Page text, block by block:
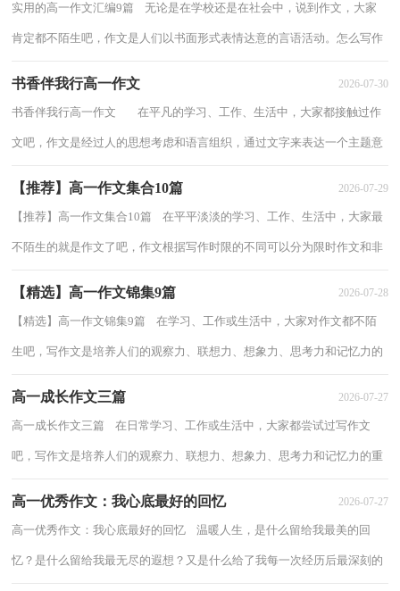
实用的高一作文汇编9篇 无论是在学校还是在社会中，说到作文，大家
肯定都不陌生吧，作文是人们以书面形式表情达意的言语活动。怎么写作
书香伴我行高一作文 2026-07-30
书香伴我行高一作文 在平凡的学习、工作、生活中，大家都接触过作
文吧，作文是经过人的思想考虑和语言组织，通过文字来表达一个主题意
【推荐】高一作文集合10篇 2026-07-29
【推荐】高一作文集合10篇 在平平淡淡的学习、工作、生活中，大家最
不陌生的就是作文了吧，作文根据写作时限的不同可以分为限时作文和非
【精选】高一作文锦集9篇 2026-07-28
【精选】高一作文锦集9篇 在学习、工作或生活中，大家对作文都不陌
生吧，写作文是培养人们的观察力、联想力、想象力、思考力和记忆力的
高一成长作文三篇 2026-07-27
高一成长作文三篇 在日常学习、工作或生活中，大家都尝试过写作文
吧，写作文是培养人们的观察力、联想力、想象力、思考力和记忆力的重
高一优秀作文：我心底最好的回忆 2026-07-27
高一优秀作文：我心底最好的回忆 温暖人生，是什么留给我最美的回
忆？是什么留给我最无尽的遐想？又是什么给了我每一次经历后最深刻的